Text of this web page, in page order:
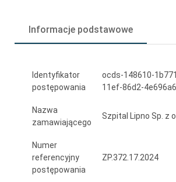
Szpital
Sp.
o.o.
Lipnie
Informacje podstawowe
Identyfikator
postępowania
ocds-148610-
11ef-86d2-
Nazwa
zamawiającego
Szpital Lipno Sp. z
Numer
referencyjny
postępowania
ZP.372.17.2024